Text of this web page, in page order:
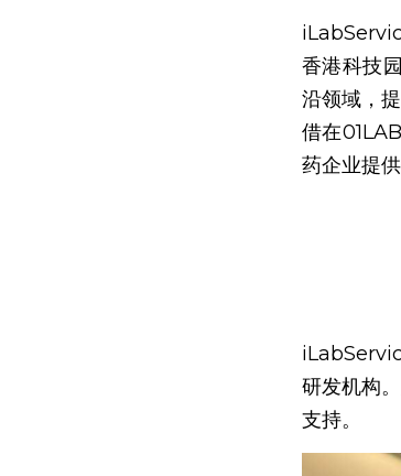
香港科技
沿领域，
借在
药企业提
研发机构
支持。